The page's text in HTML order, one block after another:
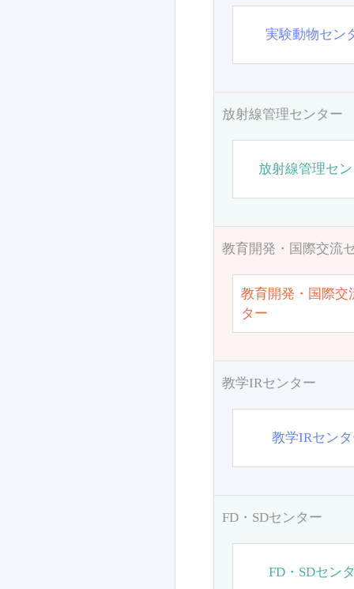
実験動物セン
放射線管理センター
放射線管理セ
教育開発・国際交流
教育開発・国際交
ター
教学IRセンター
教学IRセン
FD・SDセンター
FD・SDセン